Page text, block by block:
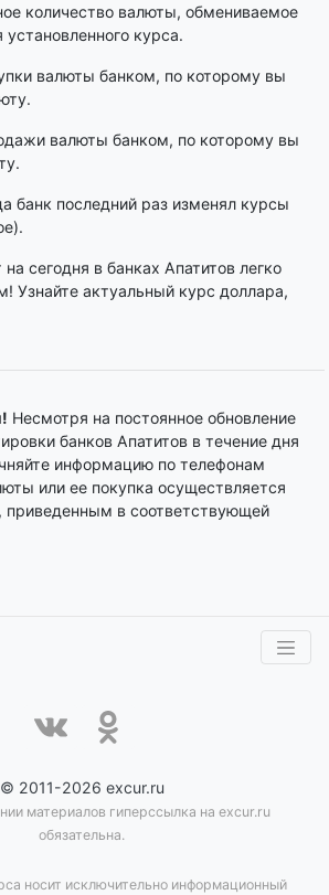
количество валюты, обмениваемое
курса.
валюты банком, по которому вы
валюты банком, по которому вы
банк последний раз изменял курсы
сегодня в банках Апатитов легко
Узнайте актуальный курс доллара,
Несмотря на постоянное обновление
банков Апатитов в течение дня
информацию по телефонам
или ее покупка осуществляется
приведенным в соответствующей
© 2011-2026 excur.ru
материалов гиперссылка на excur.ru
обязательна.
носит исключительно информационный